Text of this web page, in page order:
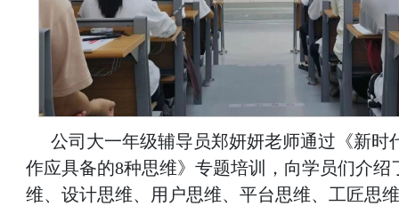
公司大一年级辅导员郑妍妍老师通过《新时
作应具备的8种思维》专题培训，向学员们介绍
维、设计思维、用户思维、平台思维、工匠思